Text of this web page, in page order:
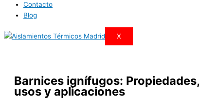
Contacto
Blog
X
Barnices ignífugos: Propiedades,
usos y aplicaciones